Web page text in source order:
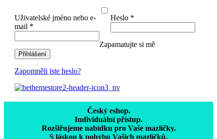
Uživatelské jméno nebo e-
mail *
Heslo *
Zapamatujte si mě
Přihlášení
Zapomněli jste heslo?
Český eshop.
Individuální přístup.
Rozšiřujeme nabídku pro Vaše mazlíčky.
S láskou k pohybu Vašich mazlíčků.